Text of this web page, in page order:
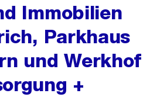
Immobilien
Parkhaus
und Werkhof
+